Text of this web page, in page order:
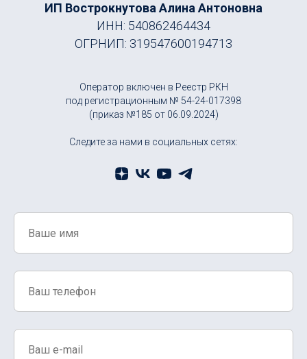
ИП Вострокнутова Алина Антоновна
ИНН: 540862464434
ОГРНИП: 319547600194713
Оператор включен в Реестр РКН
под регистрационным № 54-24-017398
(приказ №185 от 06.09.2024)
Следите за нами в социальных сетях: